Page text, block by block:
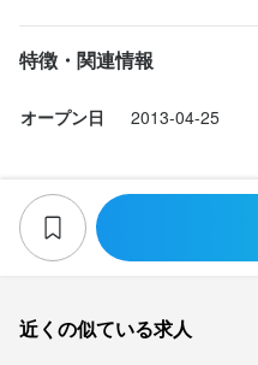
特徴・関連情報
オープン日 2013-04-25
近くの似ている求人